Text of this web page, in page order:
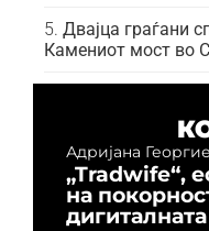
Двајца граѓани
Камениот мост во
Адријана
„Tradwife“,
на